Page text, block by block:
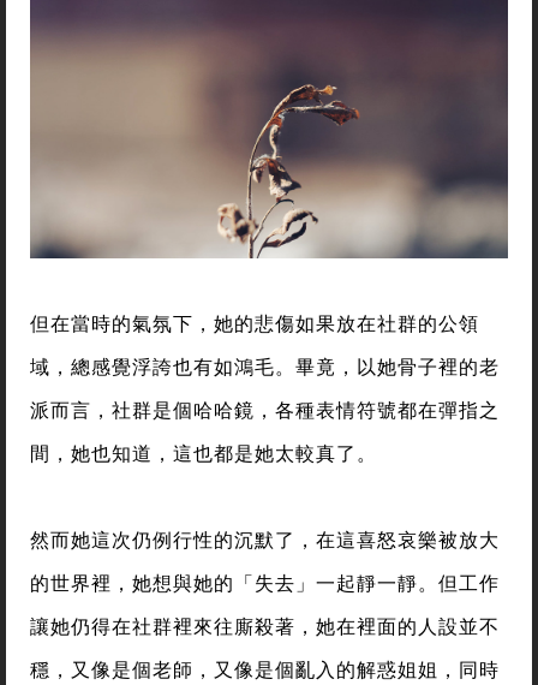
但在當時的氣氛下，她的悲傷如果放在社群的公領
域，總感覺浮誇也有如鴻毛。畢竟，以她骨子裡的老
派而言，社群是個哈哈鏡，各種表情符號都在彈指之
間，她也知道，這也都是她太較真了。
然而她這次仍例行性的沉默了，在這喜怒哀樂被放大
的世界裡，她想與她的「失去」一起靜一靜。但工作
讓她仍得在社群裡來往廝殺著，她在裡面的人設並不
穩，又像是個老師，又像是個亂入的解惑姐姐，同時